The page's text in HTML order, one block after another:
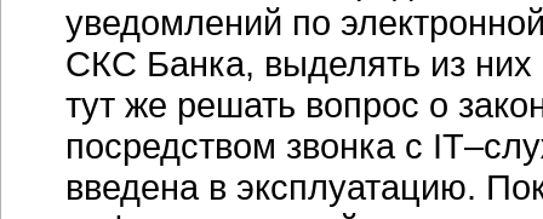
уведомлений по
СКС Банка, выделять из
тут же решать вопрос о
посредством звонка с
введена в эксплуатацию.